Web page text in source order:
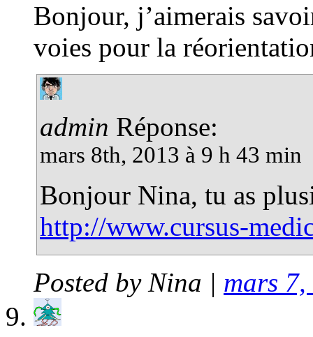
Bonjour, j’aimerais
voies pour la
admin Réponse:
mars 8th, 2013 à 9 h 43 min
Bonjour Nina, tu as
http://www.cursus-
Posted by Nina | mars